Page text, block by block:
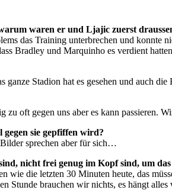
waren er und Ljajic zuerst
das Training unterbrechen und konnte
Bradley und Marquinho es verdient
Stadion hat es gesehen und auch die
zu oft gegen uns aber es kann
gegen sie gepfiffen wird?
sprechen aber für sich…
nicht frei genug im Kopf sind, um das
wie die letzten 30 Minuten heute, das
Stunde brauchen wir nichts, es hängt alles